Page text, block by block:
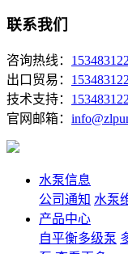
联系我们
咨询热线：
出口贸易：
技术支持：
官网邮箱：
水泵信息
公司通知 水泵
产品中心
自平衡多级泵